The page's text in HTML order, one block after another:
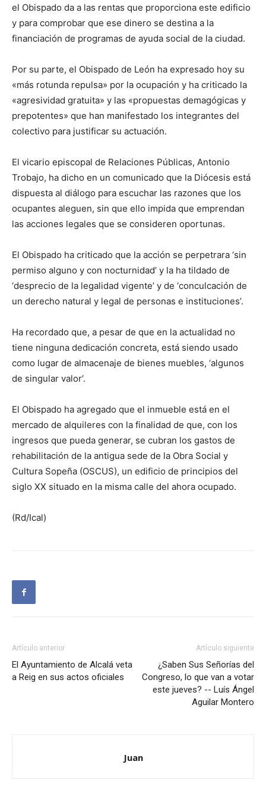
el Obispado da a las rentas que proporciona este edificio
y para comprobar que ese dinero se destina a la
financiación de programas de ayuda social de la ciudad.
Por su parte, el Obispado de León ha expresado hoy su
«más rotunda repulsa» por la ocupación y ha criticado la
«agresividad gratuita» y las «propuestas demagógicas y
prepotentes» que han manifestado los integrantes del
colectivo para justificar su actuación.
El vicario episcopal de Relaciones Públicas, Antonio
Trobajo, ha dicho en un comunicado que la Diócesis está
dispuesta al diálogo para escuchar las razones que los
ocupantes aleguen, sin que ello impida que emprendan
las acciones legales que se consideren oportunas.
El Obispado ha criticado que la acción se perpetrara ‘sin
permiso alguno y con nocturnidad’ y la ha tildado de
‘desprecio de la legalidad vigente’ y de ‘conculcación de
un derecho natural y legal de personas e instituciones’.
Ha recordado que, a pesar de que en la actualidad no
tiene ninguna dedicación concreta, está siendo usado
como lugar de almacenaje de bienes muebles, ‘algunos
de singular valor’.
El Obispado ha agregado que el inmueble está en el
mercado de alquileres con la finalidad de que, con los
ingresos que pueda generar, se cubran los gastos de
rehabilitación de la antigua sede de la Obra Social y
Cultura Sopeña (OSCUS), un edificio de principios del
siglo XX situado en la misma calle del ahora ocupado.
(Rd/Ical)
Artículo anterior
El Ayuntamiento de Alcalá veta
a Reig en sus actos oficiales
Artículo siguiente
¿Saben Sus Señorías del
Congreso, lo que van a votar
este jueves? -- Luís Ángel
Aguilar Montero
Juan